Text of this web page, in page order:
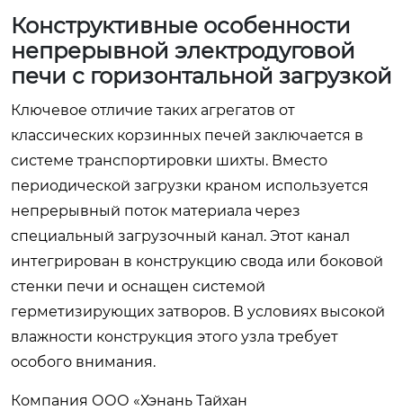
Конструктивные особенности
непрерывной электродуговой
печи с горизонтальной загрузкой
Ключевое отличие таких агрегатов от
классических корзинных печей заключается в
системе транспортировки шихты. Вместо
периодической загрузки краном используется
непрерывный поток материала через
специальный загрузочный канал. Этот канал
интегрирован в конструкцию свода или боковой
стенки печи и оснащен системой
герметизирующих затворов. В условиях высокой
влажности конструкция этого узла требует
особого внимания.
Компания ООО «Хэнань Тайхан